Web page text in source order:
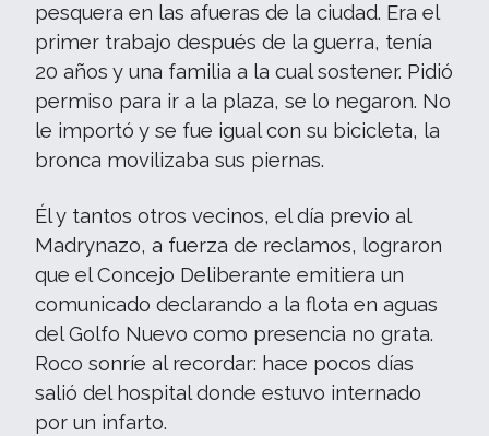
pesquera en las afueras de la ciudad. Era el
primer trabajo después de la guerra, tenía
20 años y una familia a la cual sostener. Pidió
permiso para ir a la plaza, se lo negaron. No
le importó y se fue igual con su bicicleta, la
bronca movilizaba sus piernas.
Él y tantos otros vecinos, el día previo al
Madrynazo, a fuerza de reclamos, lograron
que el Concejo Deliberante emitiera un
comunicado declarando a la flota en aguas
del Golfo Nuevo como presencia no grata.
Roco sonríe al recordar: hace pocos días
salió del hospital donde estuvo internado
por un infarto.